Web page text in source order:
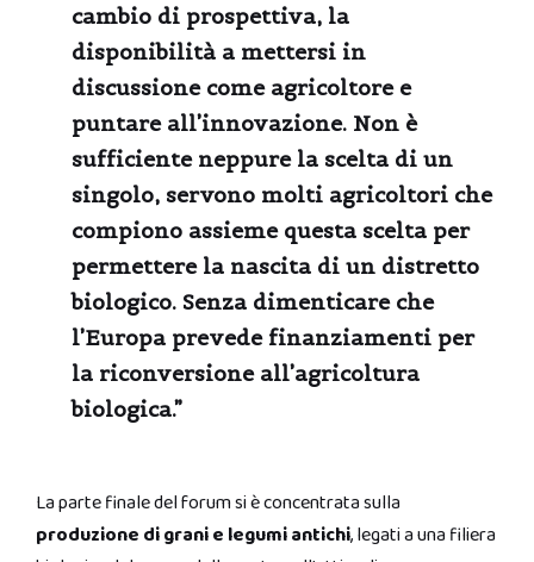
cambio di prospettiva, la
disponibilità a mettersi in
discussione come agricoltore e
puntare all’innovazione. Non è
sufficiente neppure la scelta di un
singolo, servono molti agricoltori che
compiono assieme questa scelta per
permettere la nascita di un distretto
biologico. Senza dimenticare che
l’Europa prevede finanziamenti per
la riconversione all’agricoltura
biologica.”
La parte finale del forum si è concentrata sulla
produzione di grani e legumi antichi, legati a una filiera